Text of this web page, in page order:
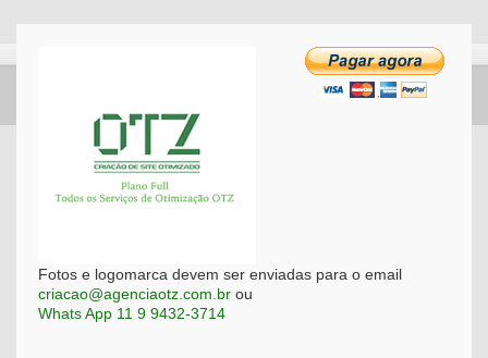
Fotos e logomarca devem ser enviadas para o email
criacao@agenciaotz.com.br ou
Whats App 11 9 9432-3714